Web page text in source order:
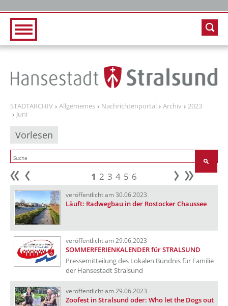
STADTARCHIV Allgemeines Nachrichtenportal Archiv
2023
Juni
Vorlesen
Anfang 1 2 3 4 5 6 weiter
veröffentlicht am 30.06.2023
Läuft: Radwegbau in der Rostocker Chaussee
veröffentlicht am 29.06.2023
SOMMERFERIENKALENDER für STRALSUND
Pressemitteilung des Lokalen Bündnis für Familie
der Hansestadt Stralsund
veröffentlicht am 29.06.2023
Zoofest in Stralsund oder: Who let the Dogs out